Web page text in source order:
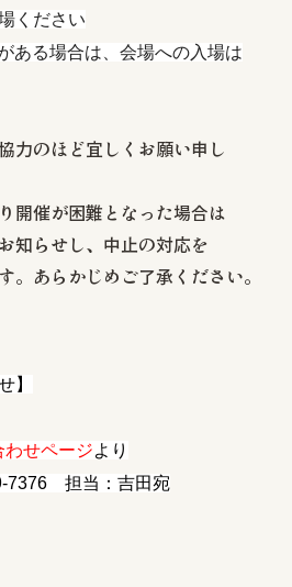
ください
ある場合は、会場への入場は
力のほど宜しくお願い申し
開催が困難となった場合は
知らせし、中止の対応を
。あらかじめご了承ください。
】
わせページより
7376 担当：吉田宛